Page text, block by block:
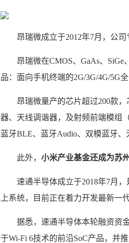
昂瑞微成立于2012年7月，公
昂瑞微在CMOS、GaAs、
品：面向手机终端的2G/3G/4G/5G
昂瑞微量产的芯片超过200款
器、天线调谐器，及射频前端模组
蓝牙BLE、蓝牙Audio、双模蓝牙、
此外， 小米产业基金还成为苏
速通半导体成立于2018年7月
上系统，目前正在着力开发最新一
据悉，速通半导体本轮融资资
于Wi-Fi 6技术的前沿SoC产品，并